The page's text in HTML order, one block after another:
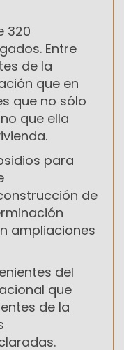
320
Entre
de la
que en
que no sólo
que ella
para
de
ampliaciones
del
que
de la